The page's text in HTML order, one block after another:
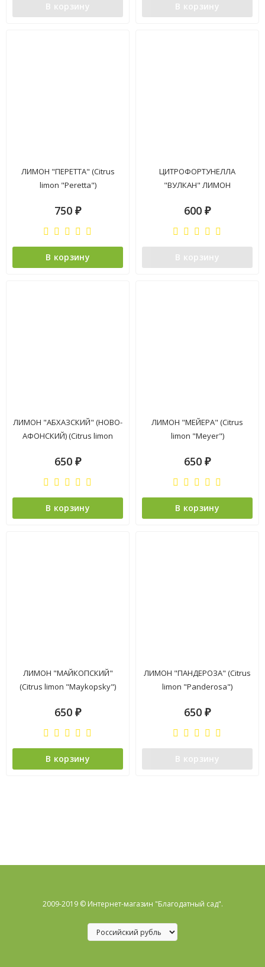
В корзину В корзину
ЛИМОН "ПЕРЕТТА" (Citrus
limon "Peretta")
750 ₽
В корзину
ЦИТРОФОРТУНЕЛЛА
"ВУЛКАН" ЛИМОН
600 ₽
В корзину
ЛИМОН "АБХАЗСКИЙ" (НОВО-
АФОНСКИЙ) (Citrus limon
650 ₽
В корзину
ЛИМОН "МЕЙЕРА" (Citrus
limon "Meyer")
650 ₽
В корзину
ЛИМОН "МАЙКОПСКИЙ"
(Citrus limon "Maykopsky")
650 ₽
В корзину
ЛИМОН "ПАНДЕРОЗА" (Citrus
limon "Panderosa")
650 ₽
В корзину
2009-2019 © Интернет-магазин "Благодатный сад".